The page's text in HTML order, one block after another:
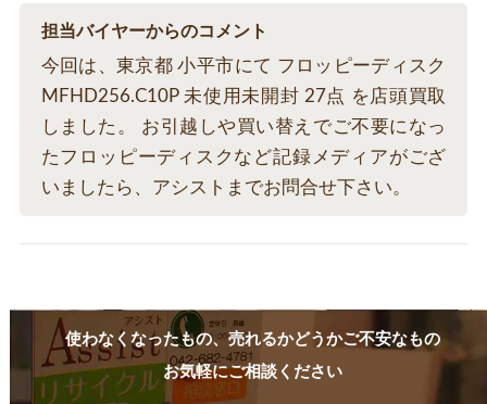
担当バイヤーからのコメント
今回は、東京都 小平市にて フロッピーディスク
MFHD256.C10P 未使用未開封 27点 を店頭買取
しました。 お引越しや買い替えでご不要になっ
たフロッピーディスクなど記録メディアがござ
いましたら、アシストまでお問合せ下さい。
使わなくなったもの、売れるかどうかご不安なもの
お気軽にご相談ください